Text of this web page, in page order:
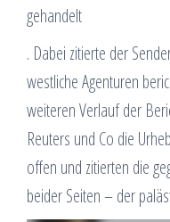
gehandelt
. Dabei zitierte der
westliche Agenturen
weiteren Verlauf der
Reuters und Co die
offen und zitierten die
beider Seiten – der